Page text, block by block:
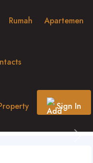
Rumah Apartemen
Sign In